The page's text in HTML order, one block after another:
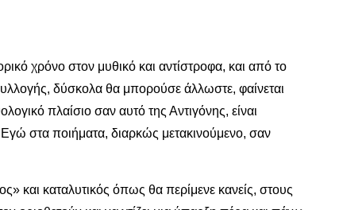
χρόνο στον μυθικό και αντίστροφα, και από το
δύσκολα θα μπορούσε άλλωστε, φαίνεται
πλαίσιο σαν αυτό της Αντιγόνης, είναι
στα ποιήματα, διαρκώς μετακινούμενο, σαν
και καταλυτικός όπως θα περίμενε κανείς, στους